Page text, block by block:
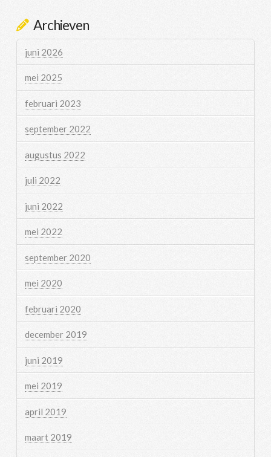
Archieven
juni 2026
mei 2025
februari 2023
september 2022
augustus 2022
juli 2022
juni 2022
mei 2022
september 2020
mei 2020
februari 2020
december 2019
juni 2019
mei 2019
april 2019
maart 2019